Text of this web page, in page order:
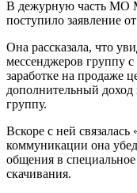
В дежурную часть МО
поступило заявление
Она рассказала, что
мессенджеров группу
заработке на продаже
дополнительный
группу.
Вскоре с ней
коммуникации она
общения в
скачивания.